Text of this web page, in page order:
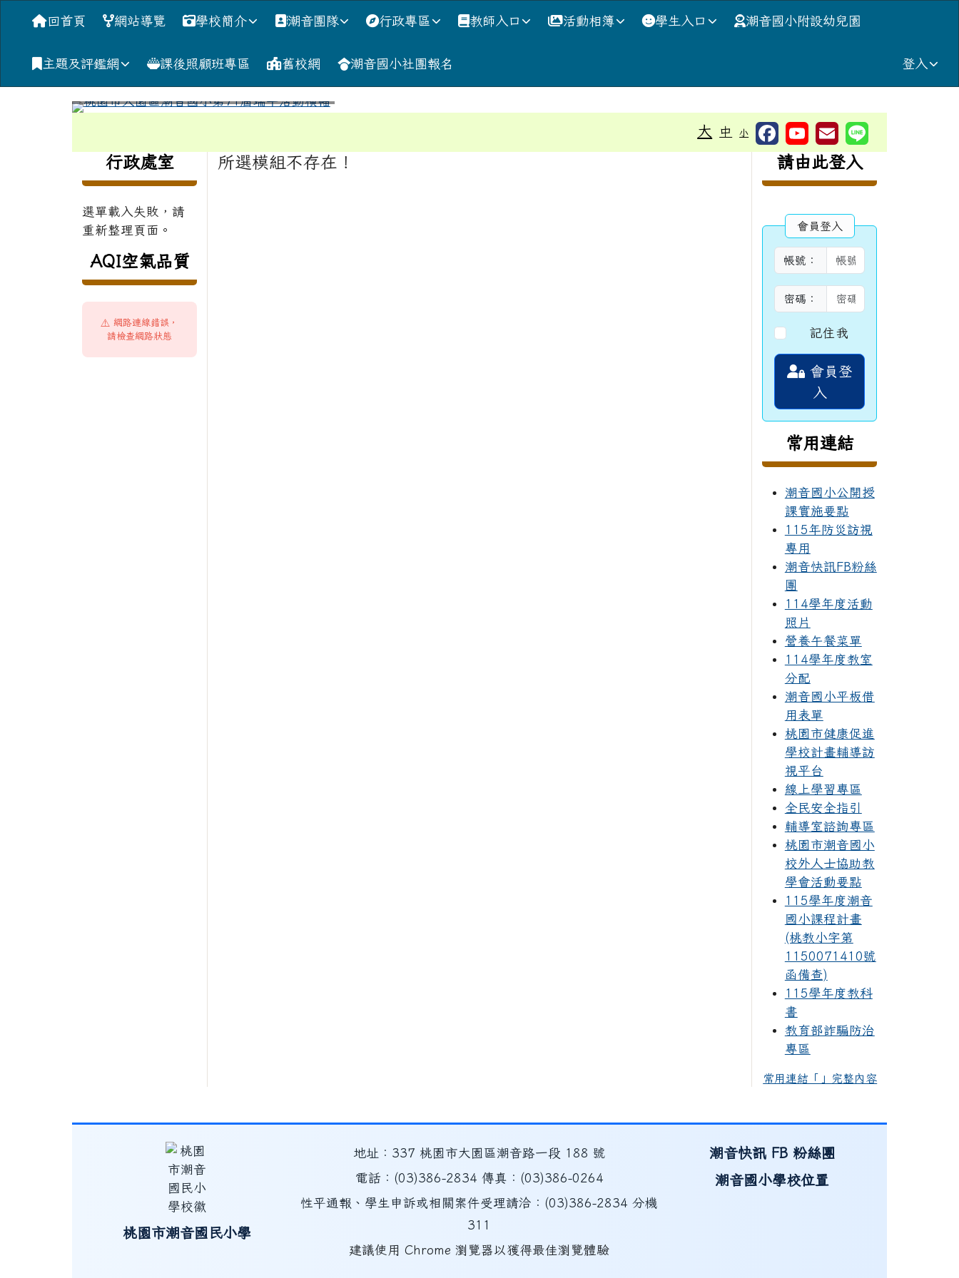
桃園市大園區潮音國小
導覽列回首頁 網站導覽 學校簡介 潮音團隊 行政專區 教師入口 活動相簿 學生入口 潮音國小附設幼兒園
主題及評鑑網 課後照顧班專區 舊校網 潮音國小社團報名 登入
⏸
大 中 小
左邊區域內容
行政處室
選單載入失敗，請
重新整理頁面。
AQI空氣品質
⚠️ 網路連線錯誤，
請檢查網路狀態
主內容區域
所選模組不存在！ 右邊區域內容
請由此登入
會員登入
帳號：
密碼：
記住我
會員登
入
常用連結
潮音國小公開授
課實施要點
115年防災訪視
專用
潮音快訊FB粉絲
團
114學年度活動
照片
營養午餐菜單
114學年度教室
分配
潮音國小平板借
用表單
桃園市健康促進
學校計畫輔導訪
視平台
線上學習專區
全民安全指引
輔導室諮詢專區
桃園市潮音國小
校外人士協助教
學會活動要點
115學年度潮音
國小課程計畫
(桃教小字第
1150071410號
函備查)
115學年度教科
書
教育部詐騙防治
專區
常用連結「」完整內容
桃園市潮音國民小學
地址：337 桃園市大園區潮音路一段 188 號
電話：(03)386-2834 傳真：(03)386-0264
性平通報、學生申訴或相關案件受理請洽：(03)386-2834 分機
311
建議使用 Chrome 瀏覽器以獲得最佳瀏覽體驗
潮音快訊 FB 粉絲團
潮音國小學校位置